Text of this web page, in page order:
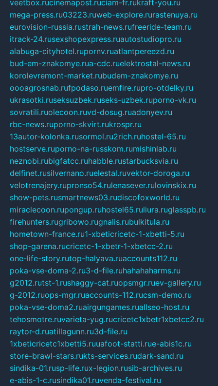
veetbox.rucinemapost.ruciam-fr.rukraft-you.ru
mega-press.ru03223.ruweb-explore.rurastenuya.ru
eurovision-russia.rustrah-news.rufreeride-team.ru
itrack-24.rusexshopexpress.ruautostudiopro.ru
alabuga-cityhotel.rupornv.ruatlantpereezd.ru
bud-em-znakomye.rua-cdc.ruelektrostal-news.ru
korolevremont-market.rubudem-znakomye.ru
oooagrosnab.rufpodaso.ruemfire.rupro-otdelky.ru
ukrasotki.ruseksuzbek.ruseks-uzbek.ruporno-vk.ru
sovratili.ruolecoon.ruvd-dosug.ruadonyev.ru
rbc-news.ruporno-skvirt.rukrospr.ru
13autor-kolonka.rusormol.ru2rich.ruhostel-65.ru
hostserve.ruporno-na-russkom.rumishinlab.ru
neznobi.rubigfatcc.ruhabble.rustarbucksvia.ru
delfinet.rusilvernano.ruelestal.ruvektor-doroga.ru
velotrenajery.rupronso54.rulenasever.rulovinskix.ru
show-pets.rusmartnews03.rudiscofoxworld.ru
miraclecoon.rupongup.ruhostel65.ruliura.ruglasspb.ru
firehunters.rugribowo.rugnalis.rubulkitula.ru
hometown-france.ru1-xbeticricetc-1-xbetti-5.ru
shop-garena.rucricetc-1-xbetr-1-xbetcc-2.ru
one-life-story.rutop-halyava.ruaccounts112.ru
poka-vse-doma-2.ru3-d-file.ruhahahaharms.ru
g2012.rutst-1.rushaggy-cat.ruopsmgr.ruev-gallery.ru
g-2012.ruops-mgr.ruaccounts-112.rucsm-demo.ru
poka-vse-doma2.ruairgungames.ruallseo-host.ru
tehosmotre.ruvarieta-yug.rucricetc1xbetr1xbetcc2.ru
raytor-d.ruatillagunn.ru3d-file.ru
1xbeticricetc1xbetti5.ruuafoot-statti.rue-abis1c.ru
store-brawl-stars.rukts-services.rudark-sand.ru
sindika-01.rusp-life.rux-legion.rusib-archives.ru
e-abis-1-c.rusindika01.ruvenda-festival.ru